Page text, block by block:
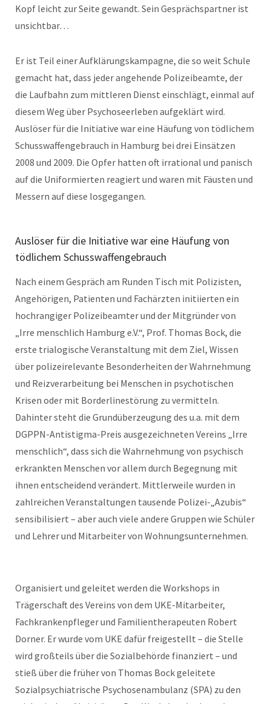
Kopf leicht zur Seite gewandt. Sein Gesprächspartner ist
unsichtbar…
Er ist Teil einer Aufklärungskampagne, die so weit Schule
gemacht hat, dass jeder angehende Polizeibeamte, der
die Laufbahn zum mittleren Dienst einschlägt, einmal auf
diesem Weg über Psychoseerleben aufgeklärt wird.
Auslöser für die Initiative war eine Häufung von tödlichem
Schusswaffengebrauch in Hamburg bei drei Einsätzen
2008 und 2009. Die Opfer hatten oft irrational und panisch
auf die Uniformierten reagiert und waren mit Fäusten und
Messern auf diese losgegangen.
Auslöser für die Initiative war eine Häufung von
tödlichem Schusswaffengebrauch
Nach einem Gespräch am Runden Tisch mit Polizisten,
Angehörigen, Patienten und Fachärzten initiierten ein
hochrangiger Polizeibeamter und der Mitgründer von
„Irre menschlich Hamburg e.V.“, Prof. Thomas Bock, die
erste trialogische Veranstaltung mit dem Ziel, Wissen
über polizeirelevante Besonderheiten der Wahrnehmung
und Reizverarbeitung bei Menschen in psychotischen
Krisen oder mit Borderlinestörung zu vermitteln.
Dahinter steht die Grundüberzeugung des u.a. mit dem
DGPPN-Antistigma-Preis ausgezeichneten Vereins „Irre
menschlich“, dass sich die Wahrnehmung von psychisch
erkrankten Menschen vor allem durch Begegnung mit
ihnen entscheidend verändert. Mittlerweile wurden in
zahlreichen Veranstaltungen tausende Polizei-„Azubis“
sensibilisiert – aber auch viele andere Gruppen wie Schüler
und Lehrer und Mitarbeiter von Wohnungsunternehmen.
Organisiert und geleitet werden die Workshops in
Trägerschaft des Vereins von dem UKE-Mitarbeiter,
Fachkrankenpfleger und Familientherapeuten Robert
Dorner. Er wurde vom UKE dafür freigestellt – die Stelle
wird großteils über die Sozialbehörde finanziert – und
stieß über die früher von Thomas Bock geleitete
Sozialpsychiatrische Psychosenambulanz (SPA) zu den